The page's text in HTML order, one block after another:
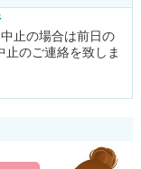
中止の場合は前日の
のご連絡を致しま